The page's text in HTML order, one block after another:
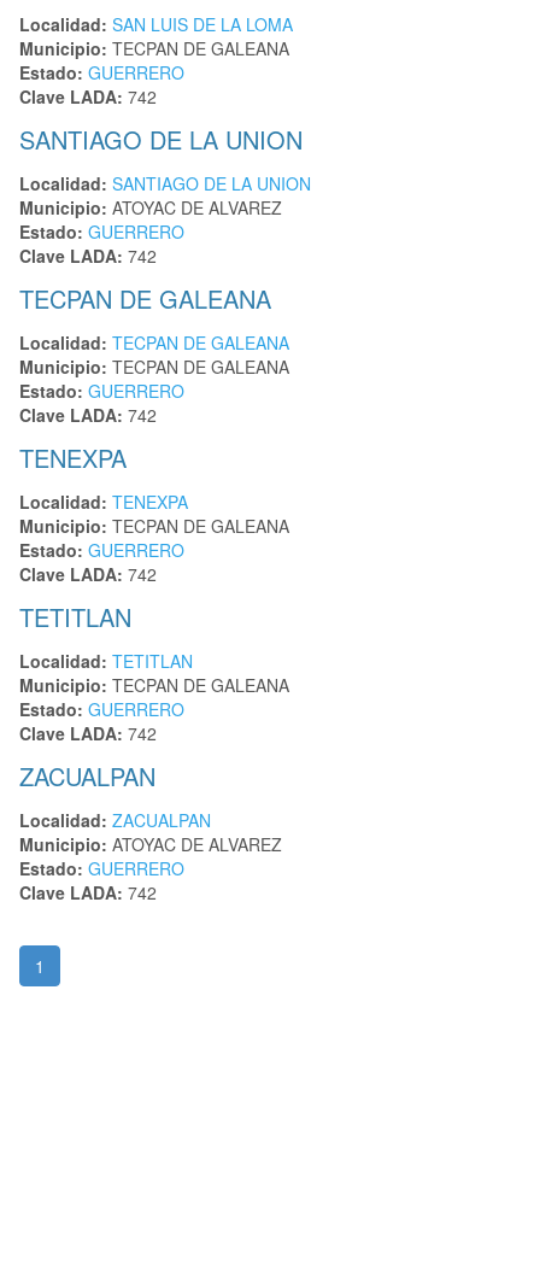
Localidad: SAN LUIS DE LA LOMA
Municipio: TECPAN DE GALEANA
Estado: GUERRERO
Clave LADA: 742
SANTIAGO DE LA UNION
Localidad: SANTIAGO DE LA UNION
Municipio: ATOYAC DE ALVAREZ
Estado: GUERRERO
Clave LADA: 742
TECPAN DE GALEANA
Localidad: TECPAN DE GALEANA
Municipio: TECPAN DE GALEANA
Estado: GUERRERO
Clave LADA: 742
TENEXPA
Localidad: TENEXPA
Municipio: TECPAN DE GALEANA
Estado: GUERRERO
Clave LADA: 742
TETITLAN
Localidad: TETITLAN
Municipio: TECPAN DE GALEANA
Estado: GUERRERO
Clave LADA: 742
ZACUALPAN
Localidad: ZACUALPAN
Municipio: ATOYAC DE ALVAREZ
Estado: GUERRERO
Clave LADA: 742
1